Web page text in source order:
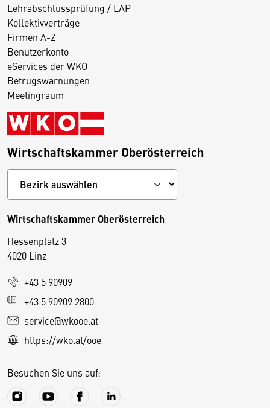
Lehrabschlussprüfung / LAP
Kollektivverträge
Firmen A-Z
Benutzerkonto
eServices der WKO
Betrugswarnungen
Meetingraum
Wirtschaftskammer Oberösterreich
Wirtschaftskammer Oberösterreich
Hessenplatz 3
4020 Linz
+43 5 90909
+43 5 90909 2800
service@wkooe.at
https://wko.at/ooe
Besuchen Sie uns auf:
D
e
s
S
e